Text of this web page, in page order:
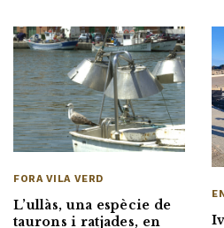
FORA VILA VERD
L’ullàs, una espècie de
taurons i ratjades, en